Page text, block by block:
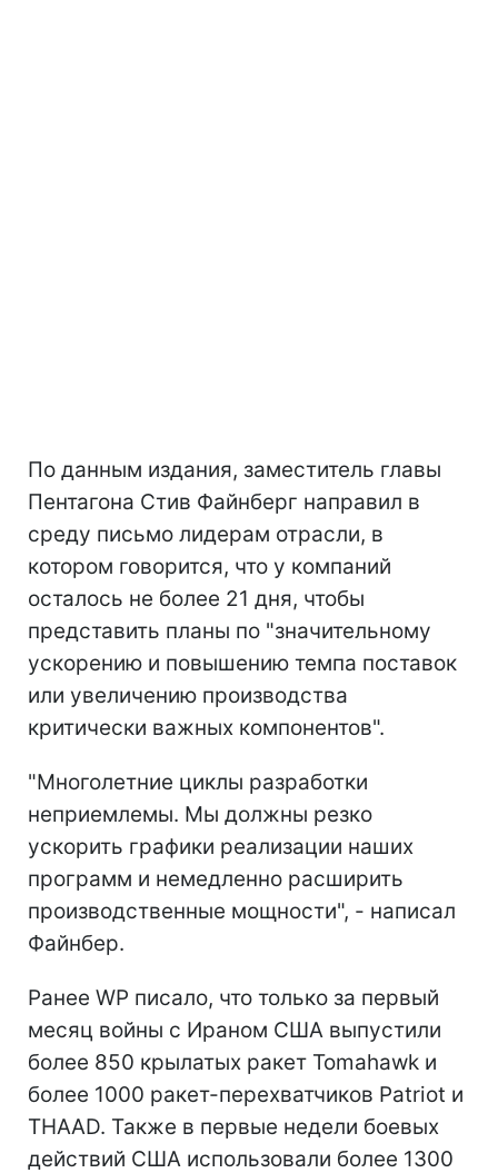
По данным издания, заместитель главы
Пентагона Стив Файнберг направил в
среду письмо лидерам отрасли, в
котором говорится, что у компаний
осталось не более 21 дня, чтобы
представить планы по "значительному
ускорению и повышению темпа поставок
или увеличению производства
критически важных компонентов".
"Многолетние циклы разработки
неприемлемы. Мы должны резко
ускорить графики реализации наших
программ и немедленно расширить
производственные мощности", - написал
Файнбер.
Ранее WP писало, что только за первый
месяц войны с Ираном США выпустили
более 850 крылатых ракет Tomahawk и
более 1000 ракет-перехватчиков Patriot и
THAAD. Также в первые недели боевых
действий США использовали более 1300